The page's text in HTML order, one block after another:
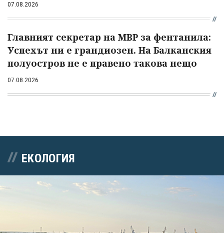
07.08.2026
Главният секретар на МВР за фентанила:
Успехът ни е грандиозен. На Балканския
полуостров не е правено такова нещо
07.08.2026
ЕКОЛОГИЯ